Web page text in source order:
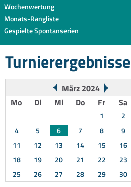
Wochenwertung
Monats-Rangliste
Gespielte Spontanserien
Turnierergebnisse
März 2024
Mo
Di Mi Do Fr Sa
1 2
4
5 6 7 8 9
11
12 13 14 15 16
18
19 20 21 22 23
25
26 27 28 29 30